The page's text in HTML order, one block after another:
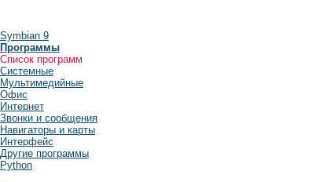
Symbian 9
Программы
Список программ
Системные
Мультимедийные
Офис
Интернет
Звонки и сообщения
Навигаторы и карты
Интерфейс
Другие программы
Python